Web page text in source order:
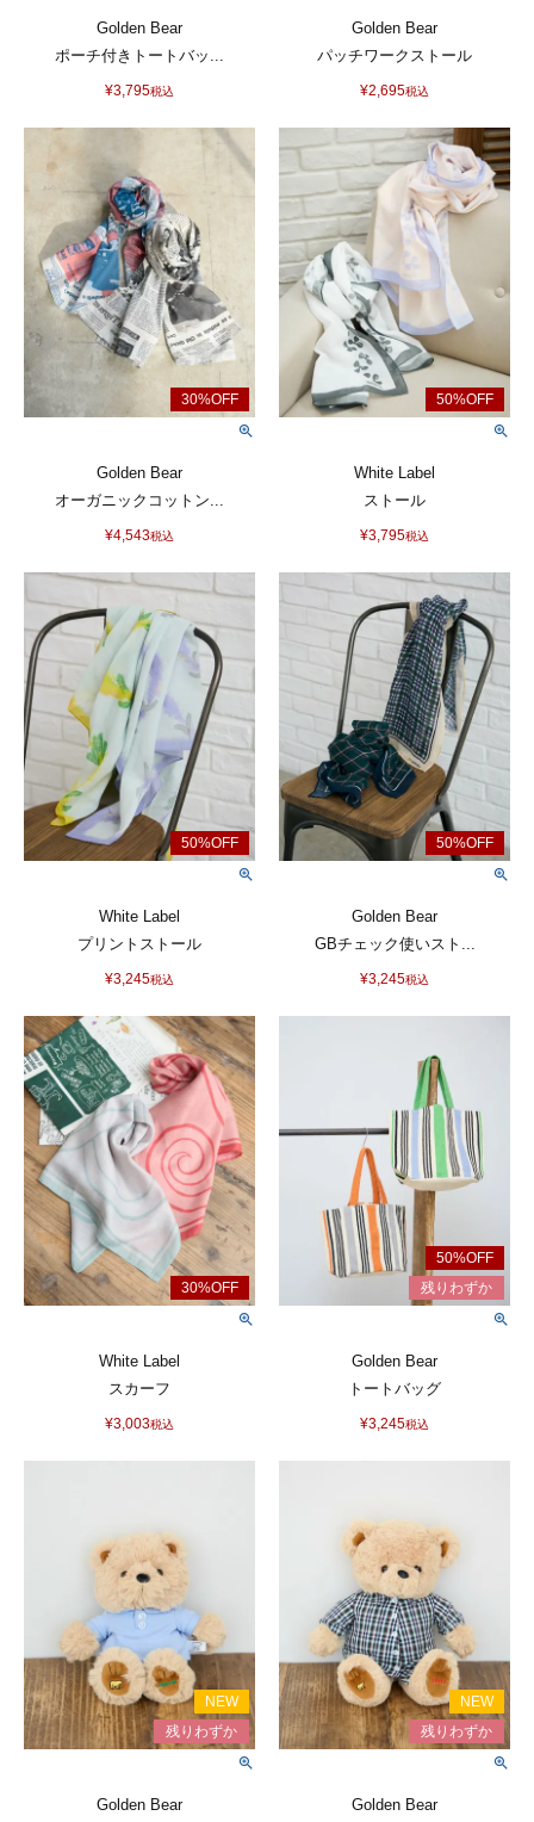
Golden Bear
ポーチ付きトートバッ...
¥3,795税込
Golden Bear
パッチワークストール
¥2,695税込
Golden Bear
オーガニックコットン...
¥4,543税込
White Label
ストール
¥3,795税込
White Label
プリントストール
¥3,245税込
Golden Bear
GBチェック使いスト...
¥3,245税込
White Label
スカーフ
¥3,003税込
Golden Bear
トートバッグ
¥3,245税込
Golden Bear
Golden Bear